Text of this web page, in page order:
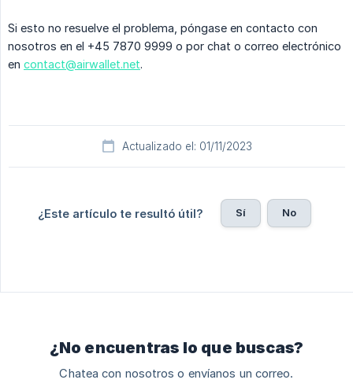
Si esto no resuelve el problema, póngase en contacto con
nosotros en el +45 7870 9999 o por chat o correo electrónico
en contact@airwallet.net.
Actualizado el: 01/11/2023
¿Este artículo te resultó útil? Sí No
¿No encuentras lo que buscas?
Chatea con nosotros o envíanos un correo.